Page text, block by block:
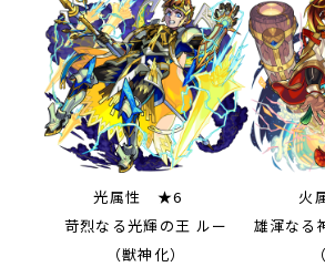
光属性 ★6
苛烈なる光輝の王 ルー
（獣神化）
火
雄渾なる